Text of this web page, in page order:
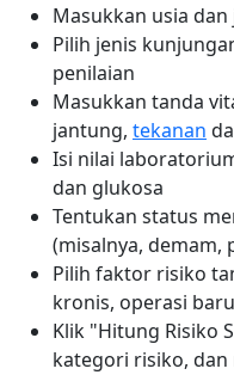
Masukkan usia
Pilih jenis
penilaian
Masukkan tanda
jantung, tekanan
Isi nilai
dan glukosa
Tentukan status
(misalnya, demam,
Pilih faktor risiko
kronis, operasi
Klik "Hitung Risiko
kategori risiko,